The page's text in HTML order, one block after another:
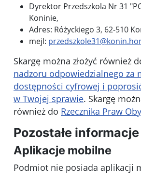
Dyrektor Przedszkola Nr 31
Koninie,
Adres: Różyckiego 3, 62-510
mejl:
Skargę można złożyć również
nadzoru odpowiedzialnego za
dostępności cyfrowej i
w Twojej sprawie. Skargę
również do Rzecznika Praw
Pozostałe informacje
Aplikacje mobilne
Podmiot nie posiada aplikacji